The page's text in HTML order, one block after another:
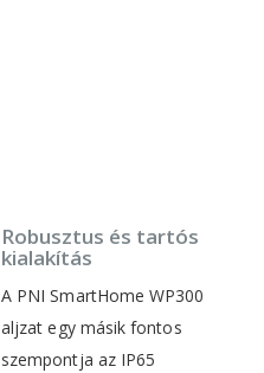
Robusztus és tartós
kialakítás
A PNI SmartHome WP300
aljzat egy másik fontos
szempontja az IP65